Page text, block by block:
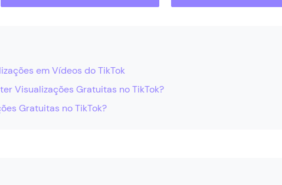
em Vídeos do TikTok
Visualizações Gratuitas no TikTok?
Gratuitas no TikTok?